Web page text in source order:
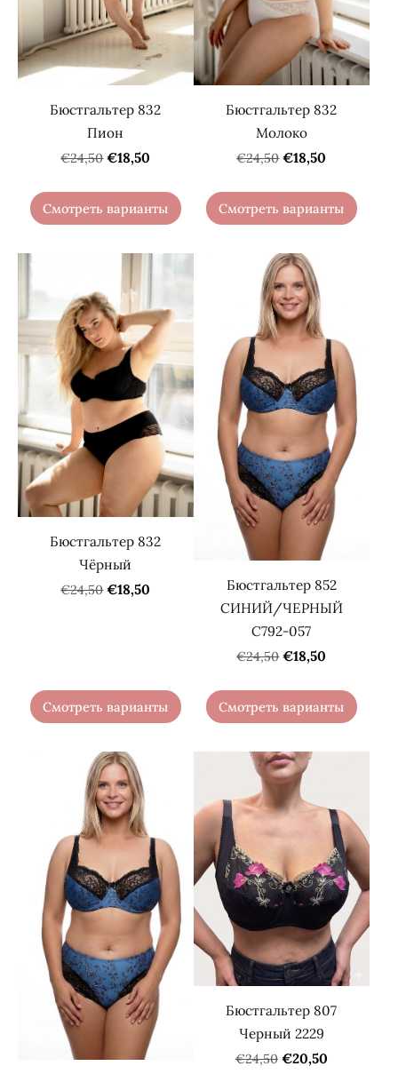
Бюстгальтер 832
Пион
€24,50 €18,50
Смотреть варианты
Бюстгальтер 832
Молоко
€24,50 €18,50
Смотреть варианты
Бюстгальтер 832
Чёрный
€24,50 €18,50
Смотреть варианты
Бюстгальтер 852
СИНИЙ/ЧЕРНЫЙ
С792-057
€24,50 €18,50
Смотреть варианты
Бюстгальтер 807
Черный 2229
€24,50 €20,50